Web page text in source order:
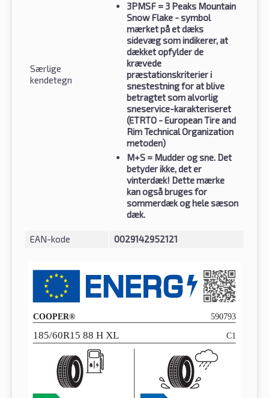
Særlige
kendetegn
3PMSF = 3 Peaks Mountain
Snow Flake - symbol
mærket på et dæks
sidevæg som indikerer, at
dækket opfylder de
krævede
præstationskriterier i
snestestning for at blive
betragtet som alvorlig
sneservice-karakteriseret
(ETRTO - European Tire and
Rim Technical Organization
metoden)
M+S = Mudder og sne. Det
betyder ikke, det er
vinterdæk! Dette mærke
kan også bruges for
sommerdæk og hele sæson
dæk.
EAN-kode 0029142952121